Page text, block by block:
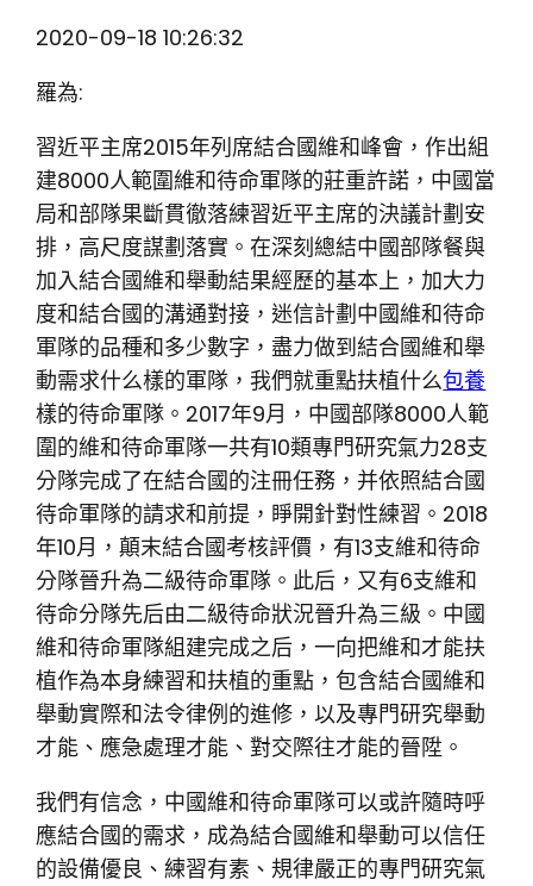
2020-09-18 10:26:32
羅為:
習近平主席2015年列席結合國維和峰會，作出組
建8000人範圍維和待命軍隊的莊重許諾，中國當
局和部隊果斷貫徹落練習近平主席的決議計劃安
排，高尺度謀劃落實。在深刻總結中國部隊餐與
加入結合國維和舉動結果經歷的基本上，加大力
度和結合國的溝通對接，迷信計劃中國維和待命
軍隊的品種和多少數字，盡力做到結合國維和舉
動需求什么樣的軍隊，我們就重點扶植什么包養
樣的待命軍隊。2017年9月，中國部隊8000人範
圍的維和待命軍隊一共有10類專門研究氣力28支
分隊完成了在結合國的注冊任務，并依照結合國
待命軍隊的請求和前提，睜開針對性練習。2018
年10月，顛末結合國考核評價，有13支維和待命
分隊晉升為二級待命軍隊。此后，又有6支維和
待命分隊先后由二級待命狀況晉升為三級。中國
維和待命軍隊組建完成之后，一向把維和才能扶
植作為本身練習和扶植的重點，包含結合國維和
舉動實際和法令律例的進修，以及專門研究舉動
才能、應急處理才能、對交際往才能的晉陞。
我們有信念，中國維和待命軍隊可以或許隨時呼
應結合國的需求，成為結合國維和舉動可以信任
的設備優良、練習有素、規律嚴正的專門研究氣